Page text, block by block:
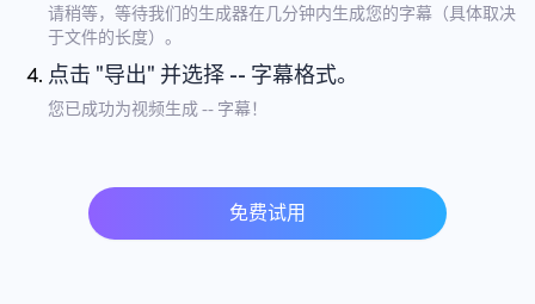
请稍等，等待我们的生成器在几分钟内生成您的字幕（具体取决
于文件的长度）。
点击 "导出" 并选择 -- 字幕格式。
您已成功为视频生成 -- 字幕！
免费试用